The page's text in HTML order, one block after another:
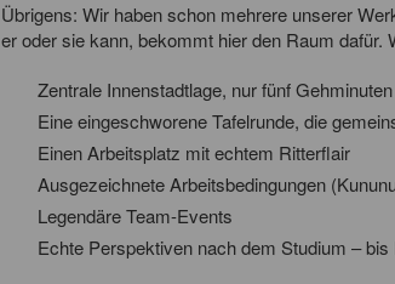
Übrigens: Wir haben schon mehrere unserer
er oder sie kann, bekommt hier den Raum dafür.
Zentrale Innenstadtlage, nur fünf
Eine eingeschworene Tafelrunde, die
Einen Arbeitsplatz mit echtem Ritterflair
Ausgezeichnete Arbeitsbedingungen
Legendäre Team-Events
Echte Perspektiven nach dem Studium –